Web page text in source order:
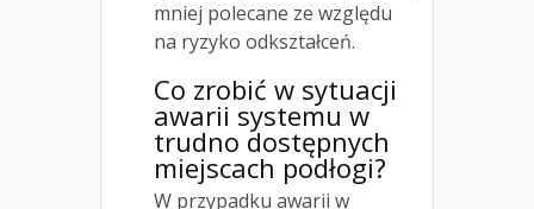
mniej polecane ze względu
na ryzyko odkształceń.
Co zrobić w sytuacji
awarii systemu w
trudno dostępnych
miejscach podłogi?
W przypadku awarii w